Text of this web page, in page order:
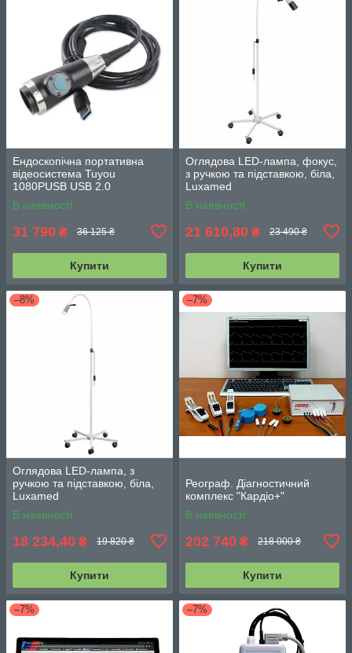
Ендоскопічна портативна
відеосистема Tuyou
1080PUSB USB 2.0
В наявності
31 790 ₴ 36 125 ₴
Купити
Оглядова LED-лампа, фокус,
з ручкою та підставкою, біла,
Luxamed
В наявності
21 610,80 ₴ 23 490 ₴
Купити
–8%
Оглядова LED-лампа, з
ручкою та підставкою, біла,
Luxamed
В наявності
18 234,40 ₴ 19 820 ₴
Купити
–7%
Реограф. Діагностичний
комплекс "Кардіо+"
В наявності
202 740 ₴ 218 000 ₴
Купити
–7% –7%